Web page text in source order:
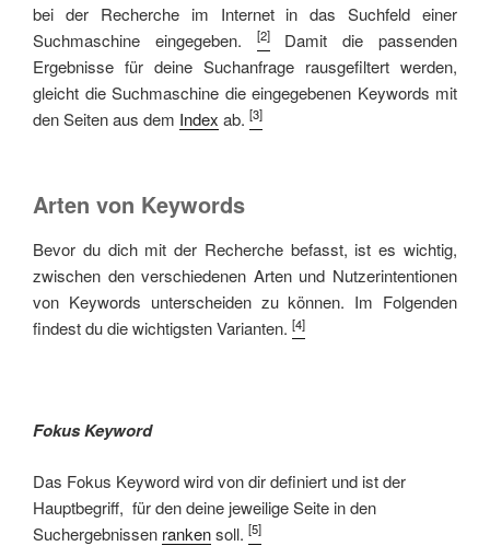
bei der Recherche im Internet in das Suchfeld einer
Suchmaschine eingegeben.
[2]Damit die passenden
Ergebnisse für deine Suchanfrage rausgefiltert werden,
gleicht die Suchmaschine die eingegebenen Keywords mit
den Seiten aus dem Index ab. [3]
Arten von Keywords
Bevor du dich mit der Recherche befasst, ist es wichtig,
zwischen den verschiedenen Arten und Nutzerintentionen
von Keywords unterscheiden zu können. Im Folgenden
findest du die wichtigsten Varianten. [4]
Fokus Keyword
Das Fokus Keyword wird von dir definiert und ist der
Hauptbegriff, für den deine jeweilige Seite in den
Suchergebnissen rankensoll. [5]